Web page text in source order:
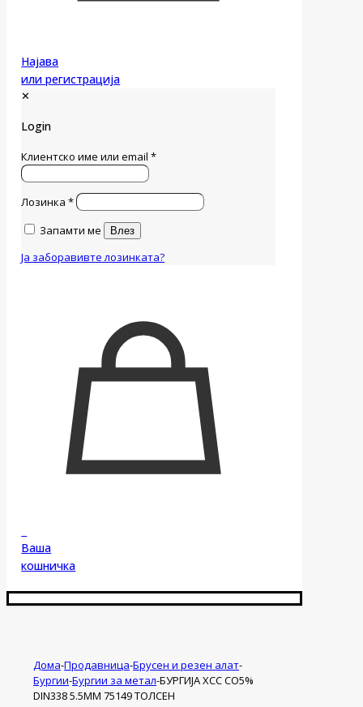
Најава
или регистрација
✕
Login
Клиентско име или email*
Лозинка*
Запамти ме
Влез
Ја заборавивте лозинката?
Ваша
кошничка
Дома-Продавница-Брусен и резен алат-
Бургии-Бургии за метал-БУРГИЈА ХСС CO5%
DIN338 5.5ММ 75149 ТОЛСЕН